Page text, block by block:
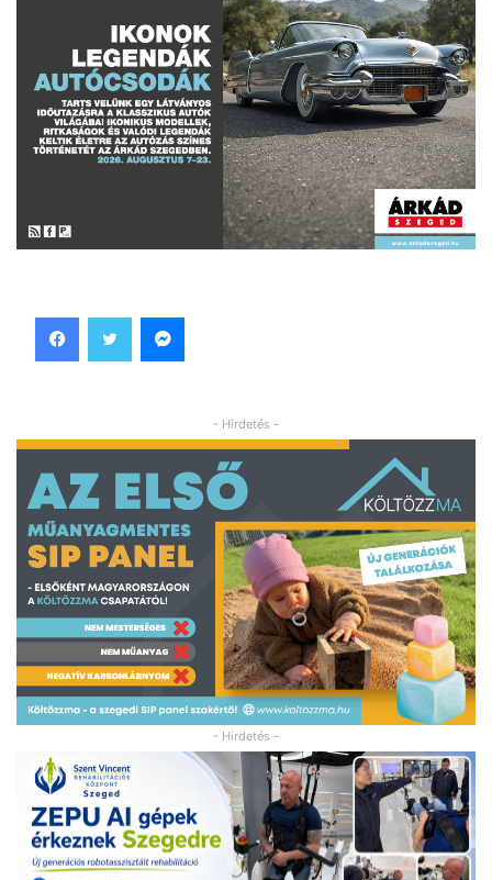
- Hirdetés -
- Hirdetés -